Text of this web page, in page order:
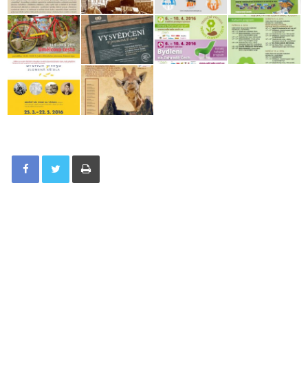
Tisknout